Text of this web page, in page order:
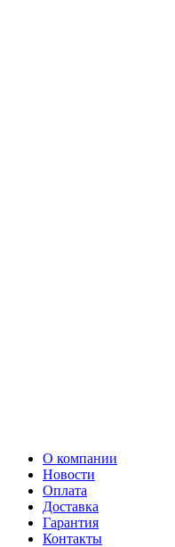
О компании
Новости
Оплата
Доставка
Гарантия
Контакты